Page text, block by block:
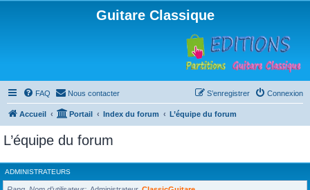
Guitare Classique
FAQ Nous contacter Connexion
S’enregistrer
Accueil Portail Index du forum L’équipe du forum
L’équipe du forum
ADMINISTRATEURS